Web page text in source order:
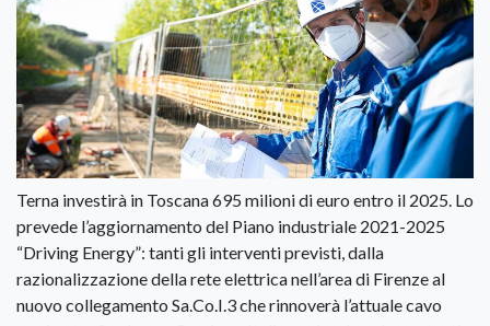
Terna investirà in Toscana 695 milioni di euro entro il 2025. Lo
prevede l’aggiornamento del Piano industriale 2021-2025
“Driving Energy”: tanti gli interventi previsti, dalla
razionalizzazione della rete elettrica nell’area di Firenze al
nuovo collegamento Sa.Co.I.3 che rinnoverà l’attuale cavo